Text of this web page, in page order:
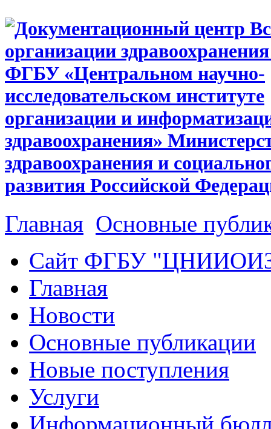
Главная Основные
Сайт ФГБУ
Главная
Новости
Основные публикации
Новые поступления
Услуги